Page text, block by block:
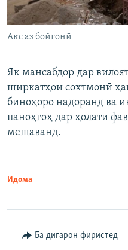
Акс аз бойгонӣ
Як мансабдор дар
ширкатҳои сохтмонӣ
биноҳоро надоранд ва
паноҳгоҳ дар ҳолати
мешаванд.
Идома
Ба дигарон фиристед